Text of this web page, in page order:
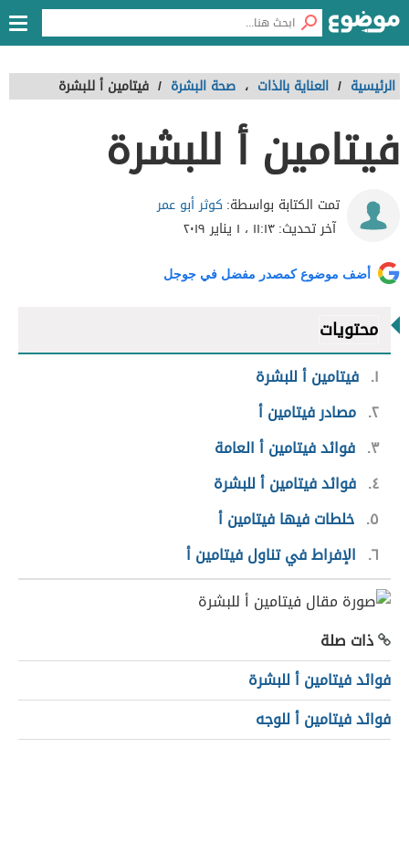
الرئيسية / العناية بالذات ، صحة البشرة / فيتامين أ للبشرة
فيتامين أ للبشرة
تمت الكتابة بواسطة: كوثر أبو عمر
آخر تحديث:١١:١٣ ، ١ يناير ٢٠١٩
أضف موضوع كمصدر مفضل في جوجل
محتويات
١ فيتامين أ للبشرة
٢ مصادر فيتامين أ
٣ فوائد فيتامين أ العامة
٤ فوائد فيتامين أ للبشرة
٥ خلطات فيها فيتامين أ
٦ الإفراط في تناول فيتامين أ
ذات صلة
فوائد فيتامين أ للبشرة
فوائد فيتامين أ للوجه